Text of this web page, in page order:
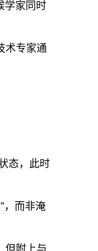
学家同时
术专家通
态，此时
，而非淹